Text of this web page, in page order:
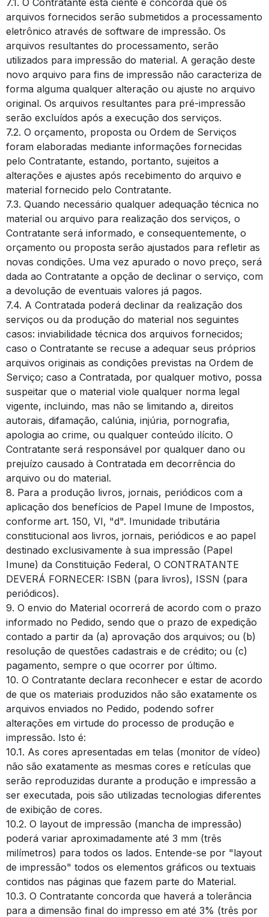
7.1. O Contratante está ciente e concorda que os
arquivos fornecidos serão submetidos a processamento
eletrônico através de software de impressão. Os
arquivos resultantes do processamento, serão
utilizados para impressão do material. A geração deste
novo arquivo para fins de impressão não caracteriza de
forma alguma qualquer alteração ou ajuste no arquivo
original. Os arquivos resultantes para pré-impressão
serão excluídos após a execução dos serviços.
7.2. O orçamento, proposta ou Ordem de Serviços
foram elaboradas mediante informações fornecidas
pelo Contratante, estando, portanto, sujeitos a
alterações e ajustes após recebimento do arquivo e
material fornecido pelo Contratante.
7.3. Quando necessário qualquer adequação técnica no
material ou arquivo para realização dos serviços, o
Contratante será informado, e consequentemente, o
orçamento ou proposta serão ajustados para refletir as
novas condições. Uma vez apurado o novo preço, será
dada ao Contratante a opção de declinar o serviço, com
a devolução de eventuais valores já pagos.
7.4. A Contratada poderá declinar da realização dos
serviços ou da produção do material nos seguintes
casos: inviabilidade técnica dos arquivos fornecidos;
caso o Contratante se recuse a adequar seus próprios
arquivos originais as condições previstas na Ordem de
Serviço; caso a Contratada, por qualquer motivo, possa
suspeitar que o material viole qualquer norma legal
vigente, incluindo, mas não se limitando a, direitos
autorais, difamação, calúnia, injúria, pornografia,
apologia ao crime, ou qualquer conteúdo ilícito. O
Contratante será responsável por qualquer dano ou
prejuízo causado à Contratada em decorrência do
arquivo ou do material.
8. Para a produção livros, jornais, periódicos com a
aplicação dos benefícios de Papel Imune de Impostos,
conforme art. 150, VI, "d". Imunidade tributária
constitucional aos livros, jornais, periódicos e ao papel
destinado exclusivamente à sua impressão (Papel
Imune) da Constituição Federal, O CONTRATANTE
DEVERÁ FORNECER: ISBN (para livros), ISSN (para
periódicos).
9. O envio do Material ocorrerá de acordo com o prazo
informado no Pedido, sendo que o prazo de expedição
contado a partir da (a) aprovação dos arquivos; ou (b)
resolução de questões cadastrais e de crédito; ou (c)
pagamento, sempre o que ocorrer por último.
10. O Contratante declara reconhecer e estar de acordo
de que os materiais produzidos não são exatamente os
arquivos enviados no Pedido, podendo sofrer
alterações em virtude do processo de produção e
impressão. Isto é:
10.1. As cores apresentadas em telas (monitor de vídeo)
não são exatamente as mesmas cores e retículas que
serão reproduzidas durante a produção e impressão a
ser executada, pois são utilizadas tecnologias diferentes
de exibição de cores.
10.2. O layout de impressão (mancha de impressão)
poderá variar aproximadamente até 3 mm (três
milímetros) para todos os lados. Entende-se por "layout
de impressão" todos os elementos gráficos ou textuais
contidos nas páginas que fazem parte do Material.
10.3. O Contratante concorda que haverá a tolerância
para a dimensão final do impresso em até 3% (três por